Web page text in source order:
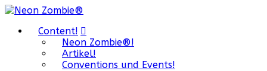
Content!
Neon Zombie®!
Artikel!
Conventions und Events!